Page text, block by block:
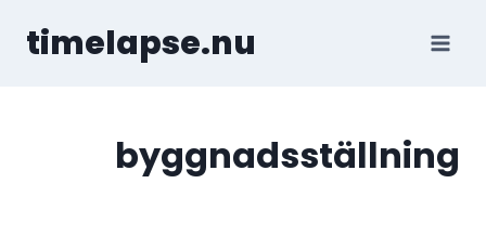
timelapse.nu
byggnadsställning